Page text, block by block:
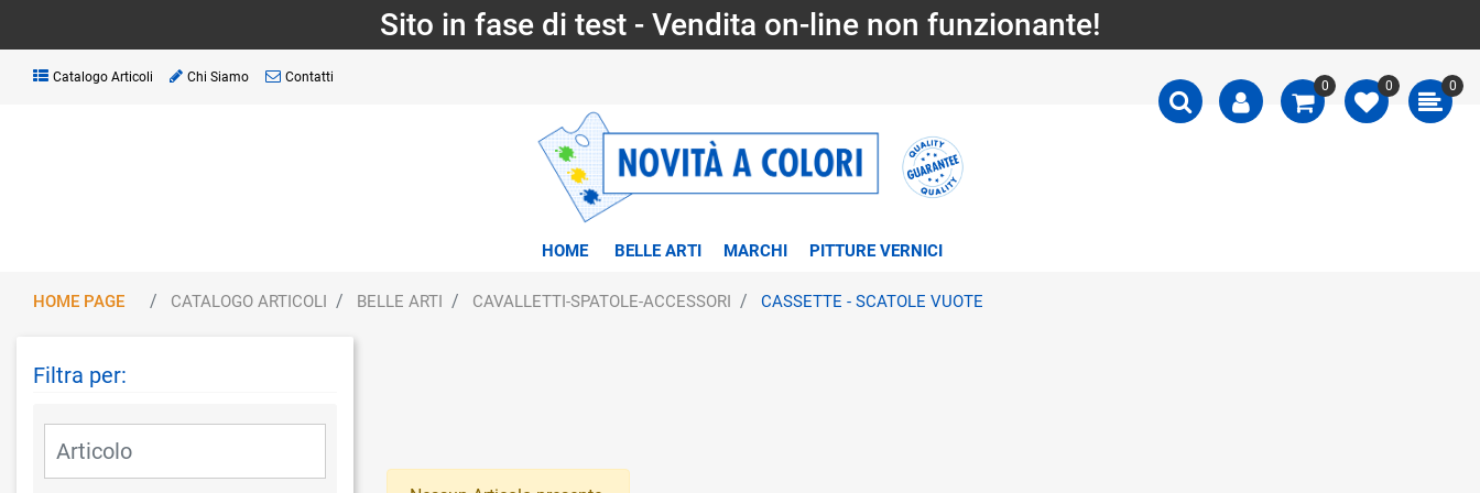
Sito in fase di test - Vendita on-line non funzionante!
Catalogo Articoli Chi Siamo Contatti
0 0 0
HOME BELLE ARTI MARCHI PITTURE VERNICI
HOME PAGE CATALOGO ARTICOLI BELLE ARTI CAVALLETTI-SPATOLE-ACCESSORI CASSETTE - SCATOLE VUOTE
Filtra per: